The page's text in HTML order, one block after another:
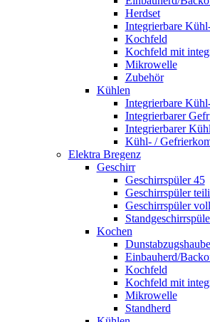
Herdset
Integrierbare
Kochfeld
Kochfeld mit
Mikrowelle
Zubehör
Kühlen
Integrierbare
Integrierbarer
Integrierbarer
Kühl- /
Elektra Bregenz
Geschirr
Geschirrspüler 45
Geschirrspüler
Geschirrspüler
Kochen
Dunstabzugshaube
Einbauherd/
Kochfeld
Kochfeld mit
Mikrowelle
Standherd